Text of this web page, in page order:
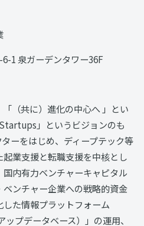
1 泉ガーデンタワー36F
（共に）進化の中心へ 」とい
」というビジョンのも
ーをはじめ、ディープテック等
業支援と転職支援を中核とし
内有⼒ベンチャーキャピタル
ンチャー企業への戦略的資⾦
た情報プラットフォーム
ップデータベース）」の運用、